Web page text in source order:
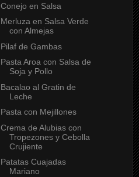
Conejo en Salsa
Merluza en Salsa Verde
con Almejas
Pilaf de Gambas
Pasta Aroa con Salsa de
Soja y Pollo
Bacalao al Gratin de
Leche
Pasta con Mejillones
Crema de Alubias con
Tropezones y Cebolla
Crujiente
Patatas Cuajadas
Mariano